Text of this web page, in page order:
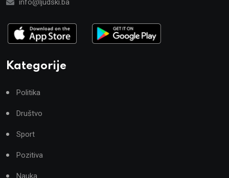
Kategorije
Politika
Društvo
Sport
Pozitiva
Nauka